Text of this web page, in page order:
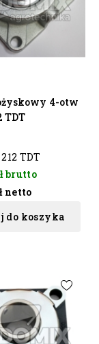
4-otw
TDT
TDT
brutto
netto
do koszyka